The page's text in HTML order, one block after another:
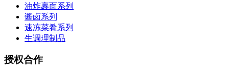
油炸裹面系列
酱卤系列
速冻菜肴系列
生调理制品
授权合作